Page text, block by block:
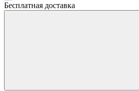
Бесплатная доставка